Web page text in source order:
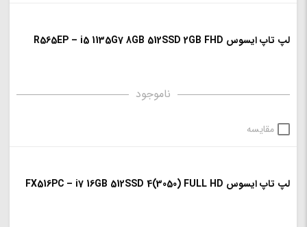
لپ تاپ ایسوس R565EP – i5 1135G7 8GB 512SSD 2GB FHD
ناموجود
مقایسه
لپ تاپ ایسوس FX516PC – i7 16GB 512SSD 4(3050) FULL HD